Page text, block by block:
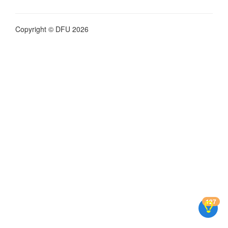
Copyright © DFU 2026
127